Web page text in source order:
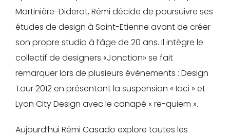
mon
compte
Demander
mon
accès
Me
connecter
Martinière-Diderot, Rémi décide de poursuivre ses
études de design à Saint-Etienne avant de créer
son propre studio à l’âge de 20 ans. Il intègre le
collectif de designers «Jonction» se fait
remarquer lors de plusieurs évènements : Design
Tour 2012 en présentant la suspension « Iaci » et
Lyon City Design avec le canapé « re-quiem ».
Aujourd’hui Rémi Casado explore toutes les